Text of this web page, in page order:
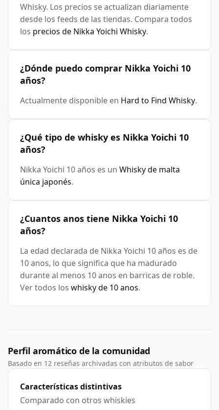
Whisky. Los precios se actualizan diariamente
desde los feeds de las tiendas. Compara todos
los precios de Nikka Yoichi Whisky.
¿Dónde puedo comprar Nikka Yoichi 10
años?
Actualmente disponible en Hard to Find Whisky.
¿Qué tipo de whisky es Nikka Yoichi 10
años?
Nikka Yoichi 10 años es un Whisky de malta
única japonés.
¿Cuantos anos tiene Nikka Yoichi 10
años?
La edad declarada de Nikka Yoichi 10 años es de
10 anos, lo que significa que ha madurado
durante al menos 10 anos en barricas de roble.
Ver todos los whisky de 10 anos.
Perfil aromático de la comunidad
Basado en 12 reseñas archivadas con atributos de sabor
Características distintivas
Comparado con otros whiskies